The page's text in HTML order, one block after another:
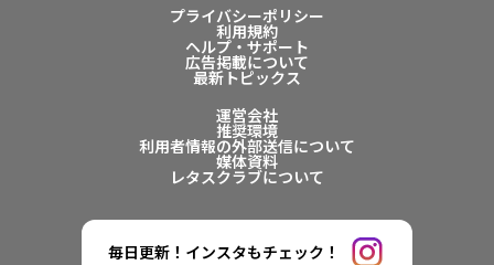
プライバシーポリシー
利用規約
ヘルプ・サポート
広告掲載について
最新トピックス
運営会社
推奨環境
利用者情報の外部送信について
媒体資料
レタスクラブについて
毎日更新！インスタもチェック！